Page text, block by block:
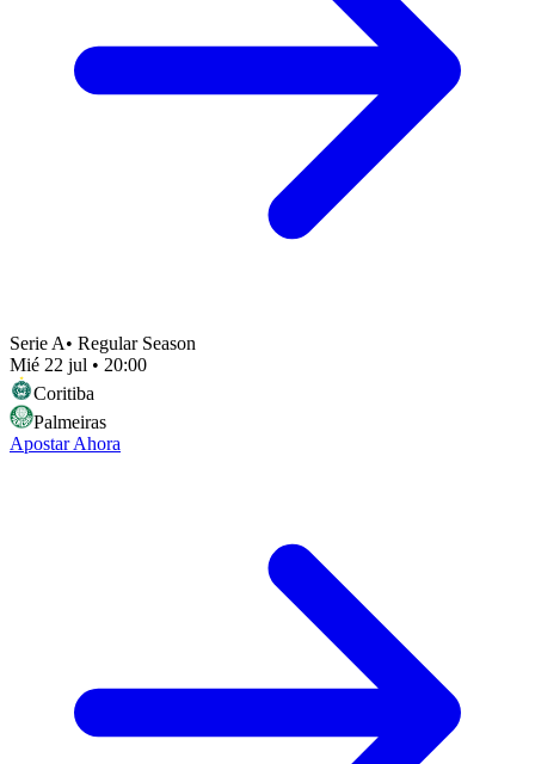
Serie A• Regular Season
Mié 22 jul • 20:00
Coritiba
Palmeiras
Apostar Ahora